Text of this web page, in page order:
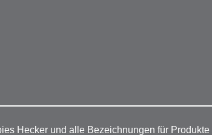
Hecker und alle Bezeichnungen für